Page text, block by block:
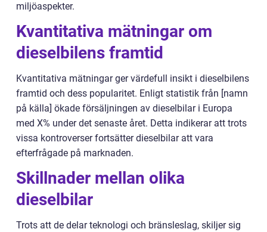
miljöaspekter.
Kvantitativa mätningar om
dieselbilens framtid
Kvantitativa mätningar ger värdefull insikt i dieselbilens
framtid och dess popularitet. Enligt statistik från [namn
på källa] ökade försäljningen av dieselbilar i Europa
med X% under det senaste året. Detta indikerar att trots
vissa kontroverser fortsätter dieselbilar att vara
efterfrågade på marknaden.
Skillnader mellan olika
dieselbilar
Trots att de delar teknologi och bränsleslag, skiljer sig